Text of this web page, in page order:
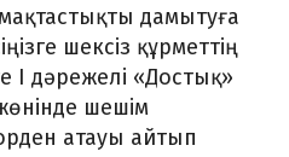
дамытуға
шексіз құрметтің
І дәрежелі «Достық»
шешім
атауы айтып